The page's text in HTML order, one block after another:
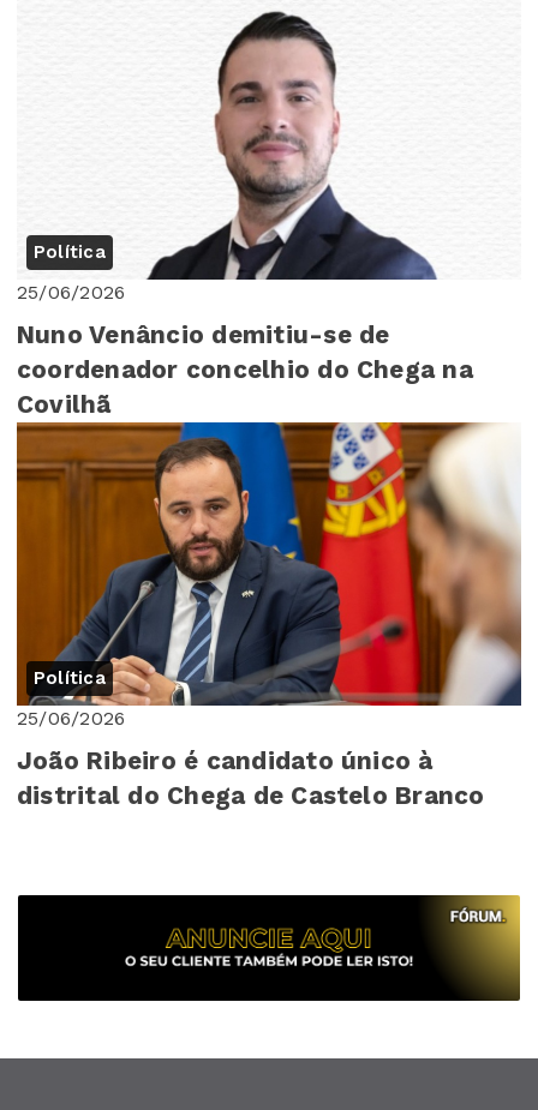
Política
25/06/2026
Nuno Venâncio demitiu-se de
coordenador concelhio do Chega na
Covilhã
Política
25/06/2026
João Ribeiro é candidato único à
distrital do Chega de Castelo Branco